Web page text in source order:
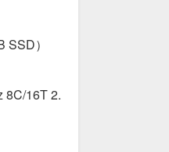
）
8C/16T 2.